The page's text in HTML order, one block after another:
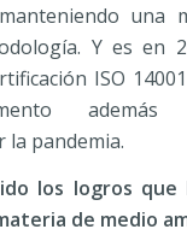
una
Y es en
ISO
además
la pandemia.
los logros que
de medio